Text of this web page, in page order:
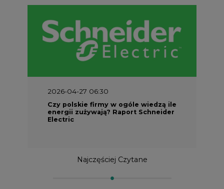
2026-04-27 06:30
Czy polskie firmy w ogóle wiedzą ile
energii zużywają? Raport Schneider
Electric
Najczęściej Czytane